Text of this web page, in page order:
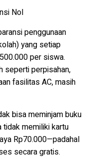
Nol
penggunaan
yang setiap
per siswa.
seperti perpisahan,
fasilitas AC, masih
bisa meminjam buku
memiliki kartu
Rp70.000—padahal
secara gratis.